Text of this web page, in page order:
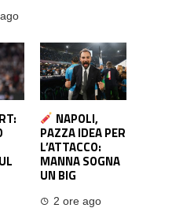
NAPOLI,
PAZZA IDEA PER
L’ATTACCO:
MANNA SOGNA
UN BIG
2 ore ago